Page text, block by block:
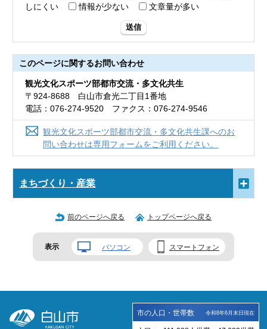
しにくい
情報が少ない 文章量が多い
送信
このページに関するお問い合わせ
観光文化スポーツ部都市交流・多文化共生
〒924-8688 白山市倉光二丁目1番地
電話：076-274-9520 ファクス：076-274-9546
観光文化スポーツ部都市交流・多文化共生課へのお
問い合わせは専用フォームをご利用ください。
まちづくり・産業
前のページへ戻る トップページへ戻る
表示 パソコン スマートフォン
市の人口・世帯数 令和8年6月末日現在